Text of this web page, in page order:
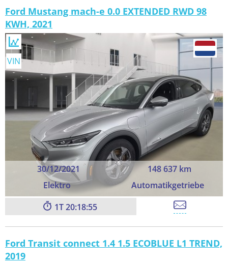
Ford Mustang mach-e 0.0 EXTENDED RWD 98
KWH, 2021
30/12/2021
148 637 km
Elektro
Automatikgetriebe
VIN
1 20:18:54
Ford Transit connect 1.4 1.5 ECOBLUE L1 TREND,
2019